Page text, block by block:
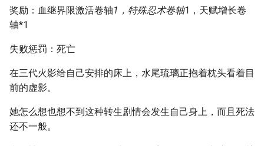
奖励：血继界限激活卷轴1，特殊忍术卷轴1，天赋增长卷
轴*1
失败惩罚：死亡
在三代火影给自己安排的床上，水尾琉璃正抱着枕头看着目
前的虚影。
她怎么想也想不到这种转生剧情会发生自己身上，而且死法
还不一般。